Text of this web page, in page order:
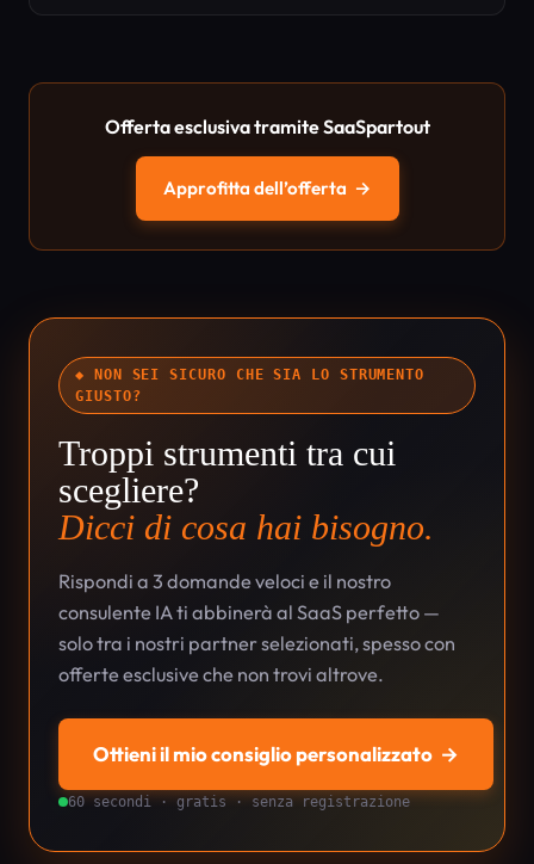
Offerta esclusiva tramite SaaSpartout
Approfitta dell’offerta →
◆ NON SEI SICURO CHE SIA LO STRUMENTO
GIUSTO?
Troppi strumenti tra cui
scegliere?
Dicci di cosa hai bisogno.
Rispondi a 3 domande veloci e il nostro
consulente IA ti abbinerà al SaaS perfetto —
solo tra i nostri partner selezionati, spesso con
offerte esclusive che non trovi altrove.
Ottieni il mio consiglio personalizzato →
60 secondi · gratis · senza registrazione